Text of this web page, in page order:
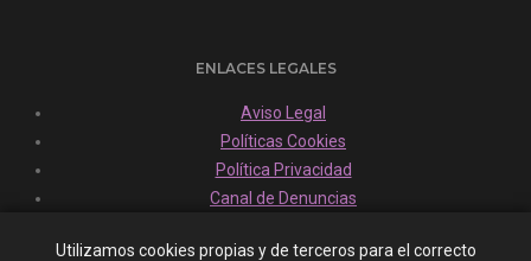
Utilizamos cookies propias y de terceros para el correcto
ENLACES LEGALES
Aviso Legal
Políticas Cookies
Política Privacidad
Canal de Denuncias